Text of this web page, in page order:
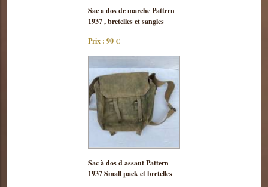
Consulter
cette pièce
Sac a dos de marche Pattern
1937 , bretelles et sangles
Prix : 90 €
Consulter
cette pièce
Sac à dos d assaut Pattern
1937 Small pack et bretelles